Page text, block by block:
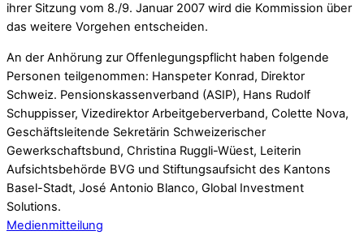
ihrer Sitzung vom 8./9. Januar 2007 wird die Kommission über
das weitere Vorgehen entscheiden.
An der Anhörung zur Offenlegungspflicht haben folgende
Personen teilgenommen: Hanspeter Konrad, Direktor
Schweiz. Pensionskassenverband (ASIP), Hans Rudolf
Schuppisser, Vizedirektor Arbeitgeberverband, Colette Nova,
Geschäftsleitende Sekretärin Schweizerischer
Gewerkschaftsbund, Christina Ruggli-Wüest, Leiterin
Aufsichtsbehörde BVG und Stiftungsaufsicht des Kantons
Basel-Stadt, José Antonio Blanco, Global Investment
Solutions.
Medienmitteilung